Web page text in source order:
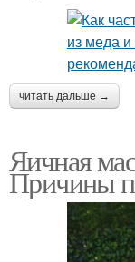
читать дальше →
Яичная
Причины